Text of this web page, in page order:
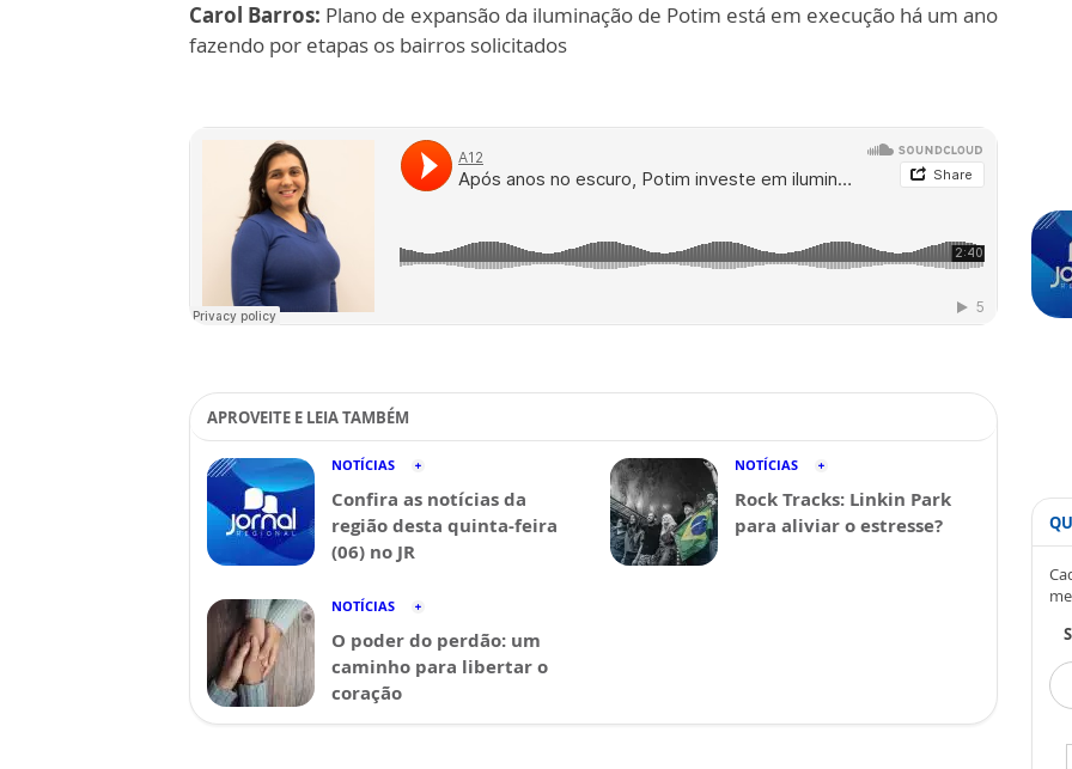
Carol Barros: Plano de expansão da iluminação de Potim está em execução há um ano
fazendo por etapas os bairros solicitados
APROVEITE E LEIA TAMBÉM
NOTÍCIAS
Confira as notícias da
região desta quinta-feira
(06) no JR
NOTÍCIAS
Rock Tracks: Linkin Park
para aliviar o estresse?
NOTÍCIAS
O poder do perdão: um
caminho para libertar o
coração